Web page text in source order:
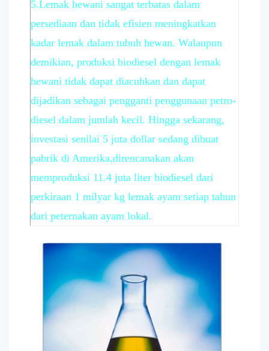
5.Lemak hewani sangat terbatas dalam
persediaan dan tidak efisien meningkatkan
kadar lemak dalam tubuh hewan. Walaupun
demikian, produksi biodiesel dengan lemak
hewani tidak dapat diacuhkan dan dapat
dijadikan sebagai pengganti penggunaan petro-
diesel dalam jumlah kecil. Hingga sekarang,
investasi senilai 5 juta dollar sedang dibuat
pabrik di Amerika,direncanakan akan
memproduksi 11.4 juta liter biodiesel dari
perkiraan 1 milyar kg lemak ayam setiap tahun
dari peternakan ayam lokal.